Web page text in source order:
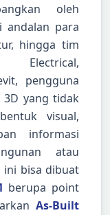
oleh
andalan para
hingga tim
Electrical,
pengguna
yang tidak
visual,
informasi
atau
ini bisa dibuat
berupa point
As-Built